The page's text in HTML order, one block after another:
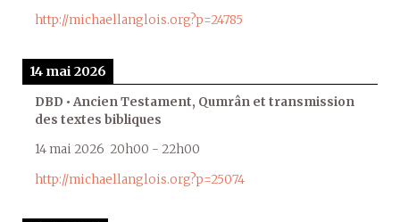
http://michaellanglois.org?p=24785
14 mai 2026
DBD • Ancien Testament, Qumrân et transmission
des textes bibliques
14 mai 2026 20h00 - 22h00
http://michaellanglois.org?p=25074